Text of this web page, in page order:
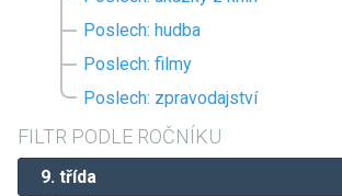
Poslech: hudba
Poslech: filmy
Poslech: zpravodajství
FILTR PODLE ROČNÍKU